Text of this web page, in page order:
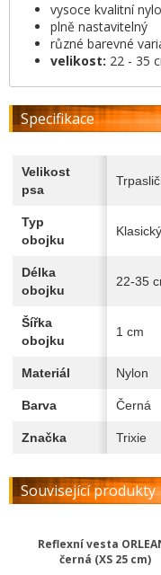
vysoce kvalitní
plně nastavitelný
různé barevné
velikost: 22 - 35
Specifikace
Velikost
psa
Typ
obojku
Klasický
Délka
obojku
22-35
Šířka
obojku
1 cm
Materiál Nylon
Barva Černá
Značka Trixie
Související produkty
Reflexní vesta
černá (XS 25 cm)